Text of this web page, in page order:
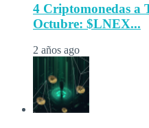
4 Criptomonedas a
Octubre: $LNEX...
2 años ago